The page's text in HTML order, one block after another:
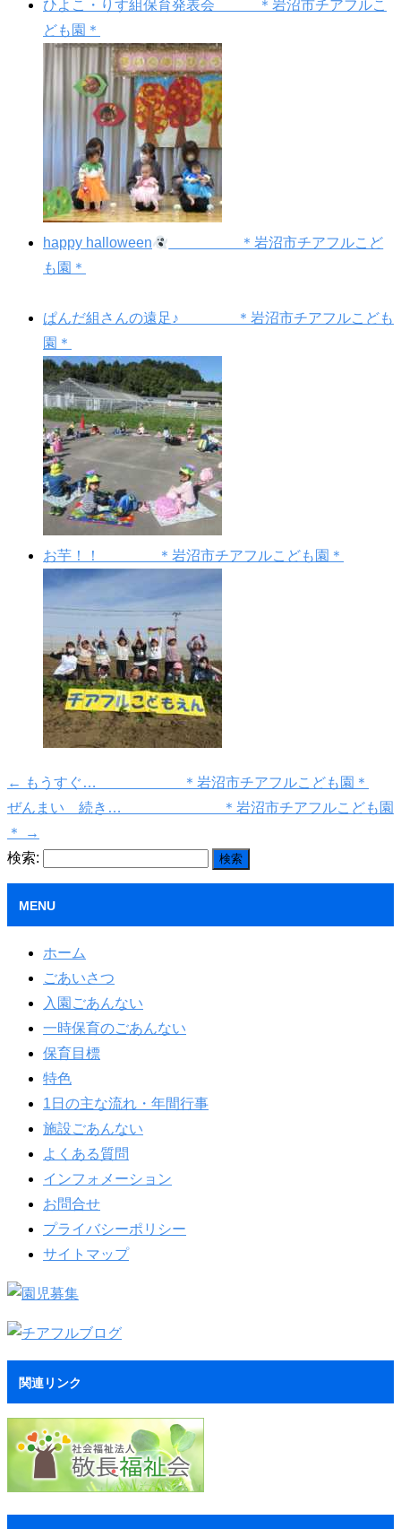
ひよこ・りす組保育発表会 ＊岩沼市チアフルこ
ども園＊
happy halloween
＊岩沼市チアフルこど
も園＊
ぱんだ組さんの遠足♪ ＊岩沼市チアフルこども
園＊
お芋！！ ＊岩沼市チアフルこども園＊
← もうすぐ… ＊岩沼市チアフルこども園＊
ぜんまい 続き… ＊岩沼市チアフルこども園
＊
→
検索:
MENU
ホーム
ごあいさつ
入園ごあんない
一時保育のごあんない
保育目標
特色
1日の主な流れ・年間行事
施設ごあんない
よくある質問
インフォメーション
お問合せ
プライバシーポリシー
サイトマップ
関連リンク